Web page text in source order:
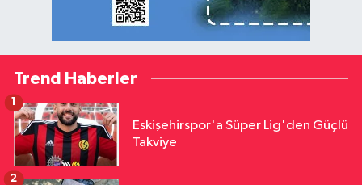
Trend Haberler
Eskişehirspor'a Süper Lig'den Güçlü
Takviye
1
2